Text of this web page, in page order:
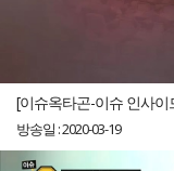
[이슈옥타곤-이슈 인사
방송일 : 2020-03-19